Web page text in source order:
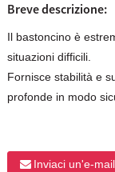
Breve descrizione:
Il bastoncino è
situazioni difficili.
Fornisce stabilità e
profonde in modo
Inviaci un'e-mail